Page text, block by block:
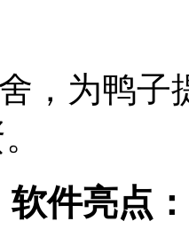
，为鸭子
软件亮点：